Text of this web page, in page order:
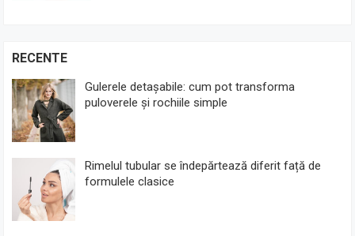
RECENTE
Gulerele detașabile: cum pot transforma
puloverele și rochiile simple
Rimelul tubular se îndepărtează diferit față de
formulele clasice